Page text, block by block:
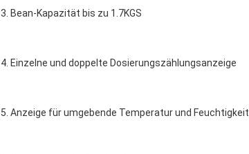
3. Bean-Kapazität bis zu 1.7KGS
4. Einzelne und doppelte Dosierungszählungsanzeige
5. Anzeige für umgebende Temperatur und Feuchtigkeit